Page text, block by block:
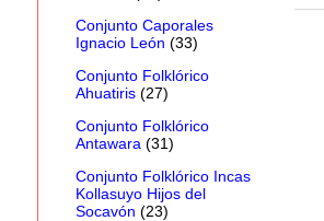
Conjunto Caporales
Ignacio León (33)
Conjunto Folklórico
Ahuatiris (27)
Conjunto Folklórico
Antawara (31)
Conjunto Folklórico Incas
Kollasuyo Hijos del
Socavón (23)